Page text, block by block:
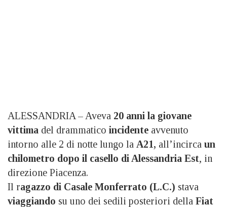
ALESSANDRIA – Aveva 20 anni la giovane
vittima del drammatico incidente avvenuto
intorno alle 2 di notte lungo la A21, all’incirca un
chilometro dopo il casello di Alessandria Est, in
direzione Piacenza.
Il ragazzo di Casale Monferrato (L.C.) stava
viaggiando su uno dei sedili posteriori della Fiat